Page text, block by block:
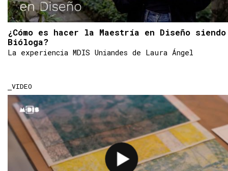
¿Cómo es hacer la Maestría en Diseño siendo
Bióloga?
La experiencia MDIS Uniandes de Laura Ángel
VIDEO